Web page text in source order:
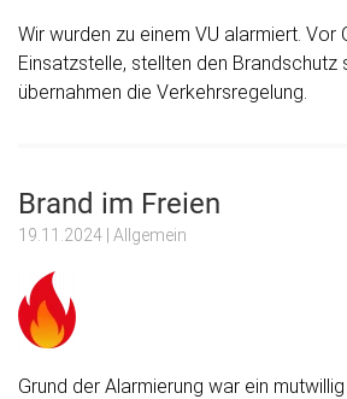
Wir wurden zu einem VU alarmiert. Vor
Einsatzstelle, stellten den Brandschutz
übernahmen die Verkehrsregelung.
Brand im Freien
19.11.2024 | Allgemein
Grund der Alarmierung war ein